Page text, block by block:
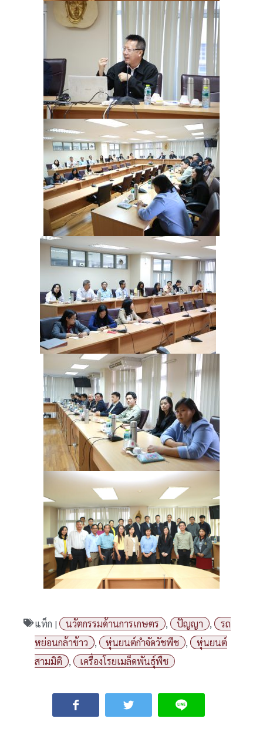
แท็ก | นวัตกรรมด้านการเกษตร , ปัญญา ,
รถ
หย่อนกล้าข้าว
, หุ่นยนต์กำจัดวัชพืช ,
หุ่นยนต์
สามมิติ
, เครื่องโรยเมล็ดพันธุ์พืช